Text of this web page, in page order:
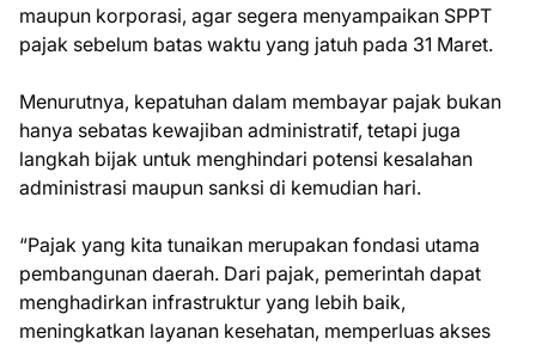
maupun korporasi, agar segera menyampaikan SPPT
pajak sebelum batas waktu yang jatuh pada 31 Maret.
Menurutnya, kepatuhan dalam membayar pajak bukan
hanya sebatas kewajiban administratif, tetapi juga
langkah bijak untuk menghindari potensi kesalahan
administrasi maupun sanksi di kemudian hari.
“Pajak yang kita tunaikan merupakan fondasi utama
pembangunan daerah. Dari pajak, pemerintah dapat
menghadirkan infrastruktur yang lebih baik,
meningkatkan layanan kesehatan, memperluas akses